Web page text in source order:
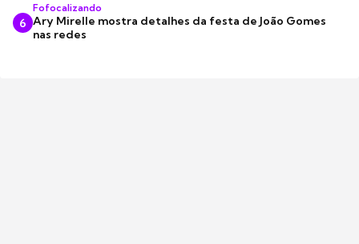
6
Fofocalizando
Ary Mirelle mostra detalhes da festa de João Gomes
nas redes